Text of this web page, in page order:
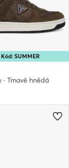
SUMMER
· Tmavě hnědá